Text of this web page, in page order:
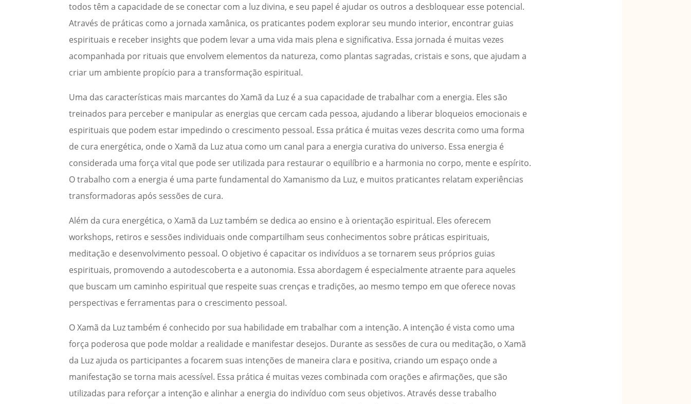
todos têm a capacidade de se conectar com a luz divina, e seu papel é ajudar os outros a desbloquear esse potencial.
Através de práticas como a jornada xamânica, os praticantes podem explorar seu mundo interior, encontrar guias
espirituais e receber insights que podem levar a uma vida mais plena e significativa. Essa jornada é muitas vezes
acompanhada por rituais que envolvem elementos da natureza, como plantas sagradas, cristais e sons, que ajudam a
criar um ambiente propício para a transformação espiritual.
Uma das características mais marcantes do Xamã da Luz é a sua capacidade de trabalhar com a energia. Eles são
treinados para perceber e manipular as energias que cercam cada pessoa, ajudando a liberar bloqueios emocionais e
espirituais que podem estar impedindo o crescimento pessoal. Essa prática é muitas vezes descrita como uma forma
de cura energética, onde o Xamã da Luz atua como um canal para a energia curativa do universo. Essa energia é
considerada uma força vital que pode ser utilizada para restaurar o equilíbrio e a harmonia no corpo, mente e espírito.
O trabalho com a energia é uma parte fundamental do Xamanismo da Luz, e muitos praticantes relatam experiências
transformadoras após sessões de cura.
Além da cura energética, o Xamã da Luz também se dedica ao ensino e à orientação espiritual. Eles oferecem
workshops, retiros e sessões individuais onde compartilham seus conhecimentos sobre práticas espirituais,
meditação e desenvolvimento pessoal. O objetivo é capacitar os indivíduos a se tornarem seus próprios guias
espirituais, promovendo a autodescoberta e a autonomia. Essa abordagem é especialmente atraente para aqueles
que buscam um caminho espiritual que respeite suas crenças e tradições, ao mesmo tempo em que oferece novas
perspectivas e ferramentas para o crescimento pessoal.
O Xamã da Luz também é conhecido por sua habilidade em trabalhar com a intenção. A intenção é vista como uma
força poderosa que pode moldar a realidade e manifestar desejos. Durante as sessões de cura ou meditação, o Xamã
da Luz ajuda os participantes a focarem suas intenções de maneira clara e positiva, criando um espaço onde a
manifestação se torna mais acessível. Essa prática é muitas vezes combinada com orações e afirmações, que são
utilizadas para reforçar a intenção e alinhar a energia do indivíduo com seus objetivos. Através desse trabalho